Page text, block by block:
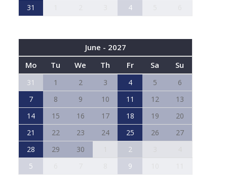
31
4
June - 2027
Mo
Tu We Th Fr Sa Su
31 1 2 3 4 5
6
7
8 9 10 11 12
13
14
15 16 17 18 19
20
21
22 23 24 25 26
27
28
29 30 2
5
9